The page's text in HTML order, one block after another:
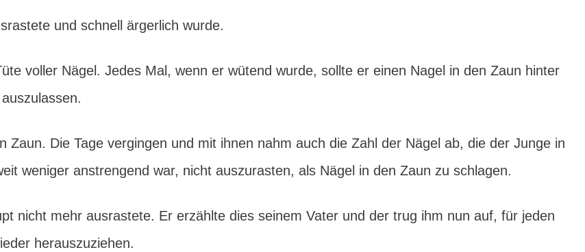
und schnell ärgerlich wurde.
voller Nägel. Jedes Mal, wenn er wütend wurde, sollte er einen Nagel in den Zaun hinter
Zaun. Die Tage vergingen und mit ihnen nahm auch die Zahl der Nägel ab, die der Junge in
weniger anstrengend war, nicht auszurasten, als Nägel in den Zaun zu schlagen.
nicht mehr ausrastete. Er erzählte dies seinem Vater und der trug ihm nun auf, für jeden
herauszuziehen.